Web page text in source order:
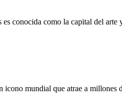
conocida como la capital del
mundial que atrae a